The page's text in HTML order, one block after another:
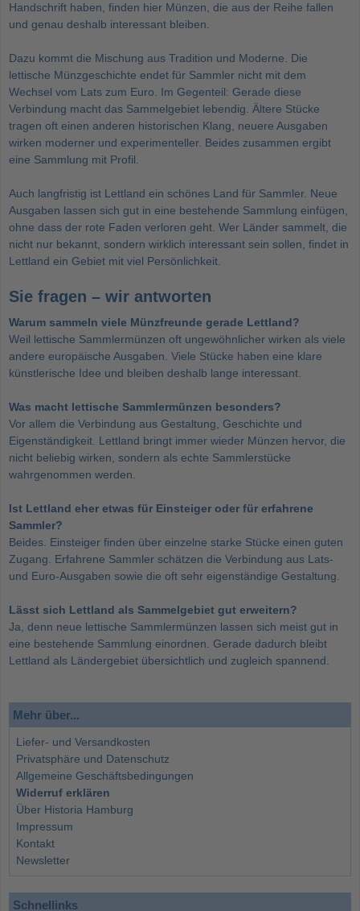
Handschrift haben, finden hier Münzen, die aus der Reihe fallen
und genau deshalb interessant bleiben.
Dazu kommt die Mischung aus Tradition und Moderne. Die
lettische Münzgeschichte endet für Sammler nicht mit dem
Wechsel vom Lats zum Euro. Im Gegenteil: Gerade diese
Verbindung macht das Sammelgebiet lebendig. Ältere Stücke
tragen oft einen anderen historischen Klang, neuere Ausgaben
wirken moderner und experimenteller. Beides zusammen ergibt
eine Sammlung mit Profil.
Auch langfristig ist Lettland ein schönes Land für Sammler. Neue
Ausgaben lassen sich gut in eine bestehende Sammlung einfügen,
ohne dass der rote Faden verloren geht. Wer Länder sammelt, die
nicht nur bekannt, sondern wirklich interessant sein sollen, findet in
Lettland ein Gebiet mit viel Persönlichkeit.
Sie fragen – wir antworten
Warum sammeln viele Münzfreunde gerade Lettland?
Weil lettische Sammlermünzen oft ungewöhnlicher wirken als viele
andere europäische Ausgaben. Viele Stücke haben eine klare
künstlerische Idee und bleiben deshalb lange interessant.
Was macht lettische Sammlermünzen besonders?
Vor allem die Verbindung aus Gestaltung, Geschichte und
Eigenständigkeit. Lettland bringt immer wieder Münzen hervor, die
nicht beliebig wirken, sondern als echte Sammlerstücke
wahrgenommen werden.
Ist Lettland eher etwas für Einsteiger oder für erfahrene
Sammler?
Beides. Einsteiger finden über einzelne starke Stücke einen guten
Zugang. Erfahrene Sammler schätzen die Verbindung aus Lats-
und Euro-Ausgaben sowie die oft sehr eigenständige Gestaltung.
Lässt sich Lettland als Sammelgebiet gut erweitern?
Ja, denn neue lettische Sammlermünzen lassen sich meist gut in
eine bestehende Sammlung einordnen. Gerade dadurch bleibt
Lettland als Ländergebiet übersichtlich und zugleich spannend.
Mehr über...
Liefer- und Versandkosten
Privatsphäre und Datenschutz
Allgemeine Geschäftsbedingungen
Widerruf erklären
Über Historia Hamburg
Impressum
Kontakt
Newsletter
Schnellinks